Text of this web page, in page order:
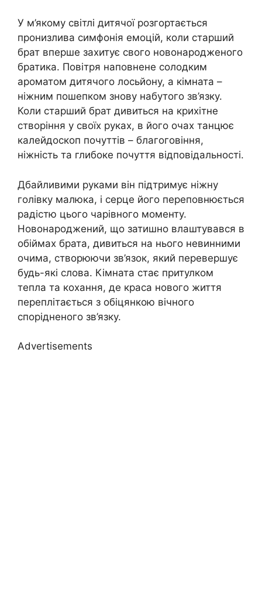
У м’якому світлі дитячої розгортається
пронизлива симфонія емоцій, коли старший
брат вперше захитує свого новонародженого
братика. Повітря наповнене солодким
ароматом дитячого лосьйону, а кімната –
ніжним пошепком знову набутого зв’язку.
Коли старший брат дивиться на крихітне
створіння у своїх руках, в його очах танцює
калейдоскоп почуттів – благоговіння,
ніжність та глибоке почуття відповідальності.
Дбайливими руками він підтримує ніжну
голівку малюка, і серце його переповнюється
радістю цього чарівного моменту.
Новонароджений, що затишно влаштувався в
обіймах брата, дивиться на нього невинними
очима, створюючи зв’язок, який перевершує
будь-які слова. Кімната стає притулком
тепла та кохання, де краса нового життя
переплітається з обіцянкою вічного
спорідненого зв’язку.
Advertisements